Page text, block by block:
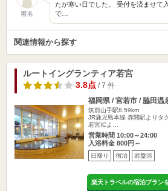
匿名
たが寒い日でした。 受付を済ませて
で…
関連情報から探す
ルートイングランティア若宮
3.8点 / 7 件
福岡県 / 宮若市 / 脇田温
筑前山手駅8.59km
JR鹿児島本線 赤間駅よりタ
若宮ICよ…
営業時間 10:00～24:00
入浴料金 800円～
日帰り 宿泊 岩盤浴
楽天トラベルの宿泊プラン